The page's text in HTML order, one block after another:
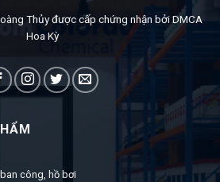
Thủy được cấp chứng nhận bởi DMCA
Hoa Kỳ
công, hồ bơi